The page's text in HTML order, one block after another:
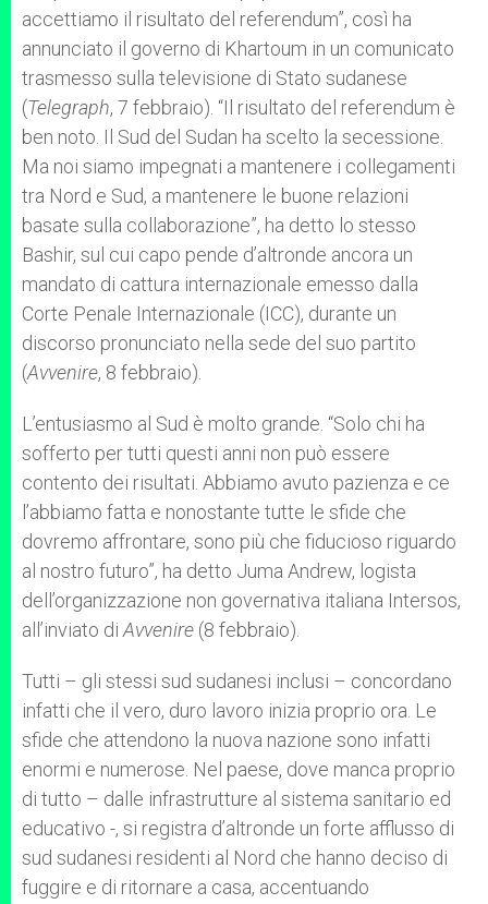
accettiamo il risultato del referendum”, così ha
annunciato il governo di Khartoum in un comunicato
trasmesso sulla televisione di Stato sudanese
(Telegraph, 7 febbraio). “Il risultato del referendum è
ben noto. Il Sud del Sudan ha scelto la secessione.
Ma noi siamo impegnati a mantenere i collegamenti
tra Nord e Sud, a mantenere le buone relazioni
basate sulla collaborazione”, ha detto lo stesso
Bashir, sul cui capo pende d’altronde ancora un
mandato di cattura internazionale emesso dalla
Corte Penale Internazionale (ICC), durante un
discorso pronunciato nella sede del suo partito
(Avvenire, 8 febbraio).
L’entusiasmo al Sud è molto grande. “Solo chi ha
sofferto per tutti questi anni non può essere
contento dei risultati. Abbiamo avuto pazienza e ce
l’abbiamo fatta e nonostante tutte le sfide che
dovremo affrontare, sono più che fiducioso riguardo
al nostro futuro”, ha detto Juma Andrew, logista
dell’organizzazione non governativa italiana Intersos,
all’inviato di Avvenire (8 febbraio).
Tutti – gli stessi sud sudanesi inclusi – concordano
infatti che il vero, duro lavoro inizia proprio ora. Le
sfide che attendono la nuova nazione sono infatti
enormi e numerose. Nel paese, dove manca proprio
di tutto – dalle infrastrutture al sistema sanitario ed
educativo -, si registra d’altronde un forte afflusso di
sud sudanesi residenti al Nord che hanno deciso di
fuggire e di ritornare a casa, accentuando